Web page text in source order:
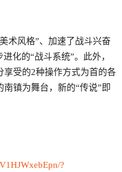
术风格”、加速了战斗兴奋
化的“战斗系统”。此外，
受的2种操作方式为首的各
镇为舞台，新的“传说”即
?